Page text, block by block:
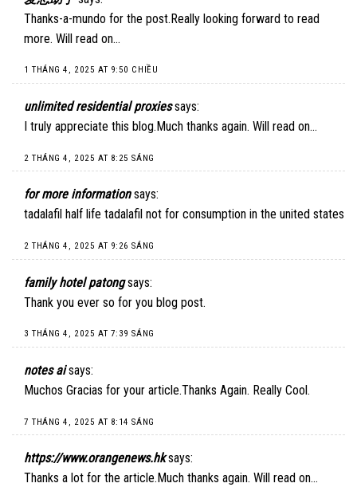
Thanks-a-mundo for the post.Really looking forward to read
more. Will read on…
1 THÁNG 4, 2025 AT 9:50 CHIỀU
unlimited residential proxies says:
I truly appreciate this blog.Much thanks again. Will read on…
2 THÁNG 4, 2025 AT 8:25 SÁNG
for more information says:
tadalafil half life tadalafil not for consumption in the united states
2 THÁNG 4, 2025 AT 9:26 SÁNG
family hotel patong says:
Thank you ever so for you blog post.
3 THÁNG 4, 2025 AT 7:39 SÁNG
notes ai says:
Muchos Gracias for your article.Thanks Again. Really Cool.
7 THÁNG 4, 2025 AT 8:14 SÁNG
https://www.orangenews.hk says:
Thanks a lot for the article.Much thanks again. Will read on…